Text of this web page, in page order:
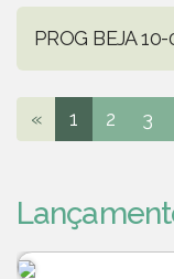
PROG BEJA
« 1 2 3